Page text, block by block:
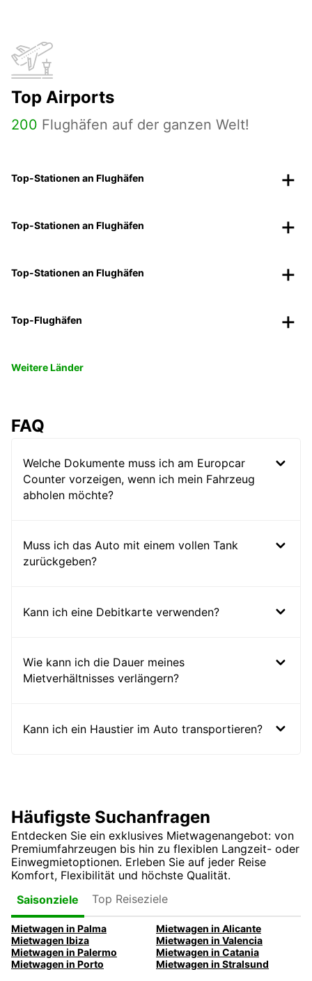
Top Airports
200 Flughäfen auf der ganzen Welt!
Top-Stationen an Flughäfen
Top-Stationen an Flughäfen
Top-Stationen an Flughäfen
Top-Flughäfen
Weitere Länder
FAQ
Welche Dokumente muss ich am Europcar
Counter vorzeigen, wenn ich mein Fahrzeug
abholen möchte?
Muss ich das Auto mit einem vollen Tank
zurückgeben?
Kann ich eine Debitkarte verwenden?
Wie kann ich die Dauer meines
Mietverhältnisses verlängern?
Kann ich ein Haustier im Auto transportieren?
Häufigste Suchanfragen
Entdecken Sie ein exklusives Mietwagenangebot: von
Premiumfahrzeugen bis hin zu flexiblen Langzeit- oder
Einwegmietoptionen. Erleben Sie auf jeder Reise
Komfort, Flexibilität und höchste Qualität.
Saisonziele
Top Reiseziele
Mietwagen in Palma
Mietwagen in Alicante
Mietwagen Ibiza
Mietwagen in Valencia
Mietwagen in Palermo
Mietwagen in Catania
Mietwagen in Porto
Mietwagen in Stralsund